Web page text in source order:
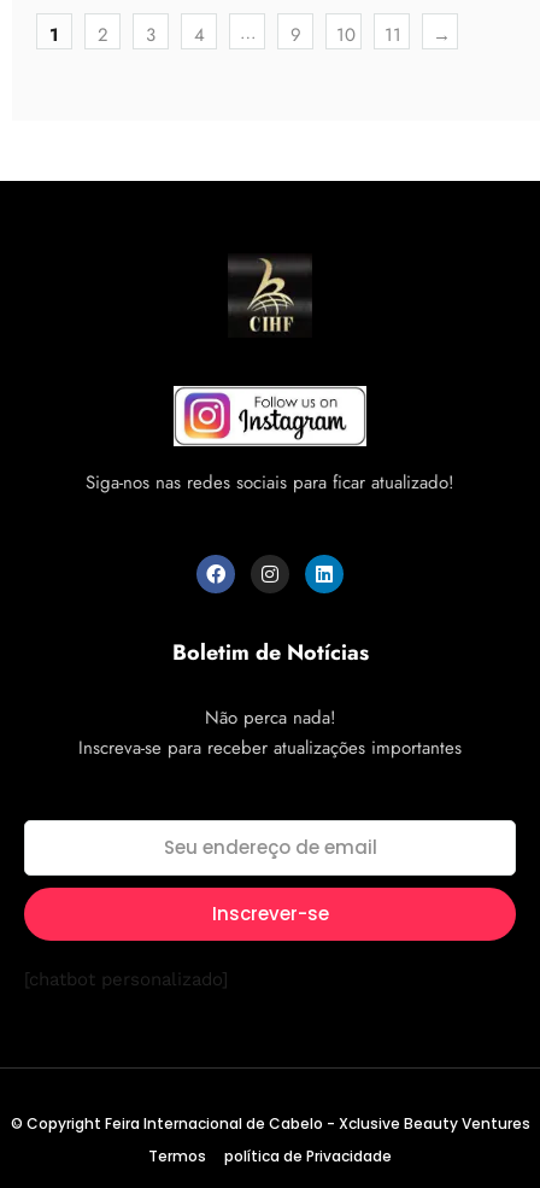
1 2 3 4 … 9 10 11 →
Siga-nos nas redes sociais para ficar atualizado!
Boletim de Notícias
Não perca nada!
Inscreva-se para receber atualizações importantes
[chatbot personalizado]
© Copyright Feira Internacional de Cabelo - Xclusive Beauty Ventures
Termos
política de Privacidade